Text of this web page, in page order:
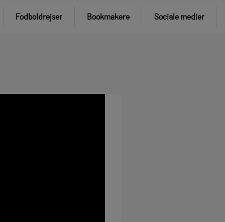
Fodboldrejser Bookmakere Sociale medier